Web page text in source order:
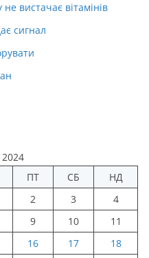
вистачає вітамінів
сигнал
ПТ СБ
НД
2 3
4
9 10
11
16 17 18